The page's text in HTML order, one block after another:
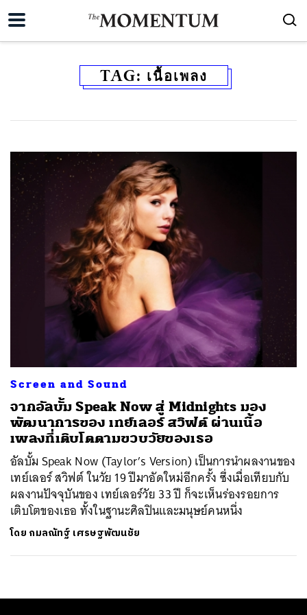
TAG: เนื้อเพลง
Screen and Sound
จากอัลบั้ม Speak Now สู่ Midnights มอง
พัฒนาการของ เทย์เลอร์​ สวิฟต์ ผ่านเนื้อ
เพลงที่เติบโตตามขวบวัยของเธอ
อัลบั้ม Speak Now (Taylor’s Version) เป็นการนำผลงานของ
เทย์เลอร์​ สวิฟต์ ในวัย 19 ปีมาอัดใหม่อีกครั้ง ซึ่งเมื่อเทียบกับ
ผลงานปัจจุบันของ เทย์เลอร์วัย 33 ปี ก็จะเห็นร่องรอยการ
เติบโตของเธอ ทั้งในฐานะศิลปินและมนุษย์คนหนึ่ง
โดย กมลณัทฐ์ เศรษฐพัฒนชัย
SHARE TWEET LINE EMAIL